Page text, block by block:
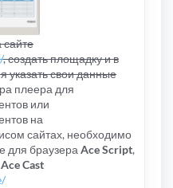
сайте
, создать площадку и в
указать свои данные
плеера для
или
на
сайтах, необходимо
для браузера Ace Script,
Ace Cast